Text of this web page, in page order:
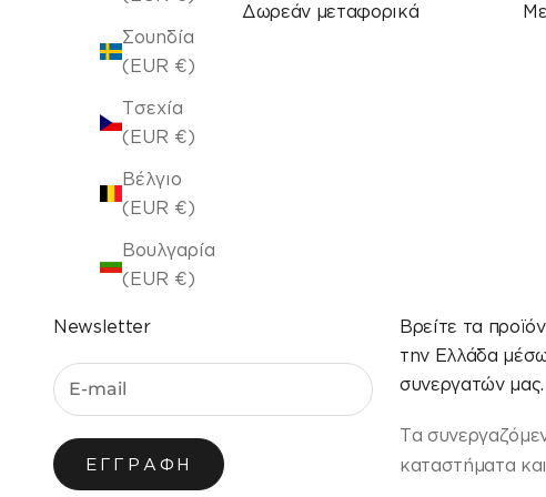
Σουηδία
(EUR €)
Τσεχία
(EUR €)
Βέλγιο
(EUR €)
Βουλγαρία
(EUR €)
Δωρεάν μεταφορικά
Newsletter
ΕΓΓΡΑΦΉ
Βρείτε τα
την Ελλάδα
συνεργατών μας.
Τα
καταστήματα